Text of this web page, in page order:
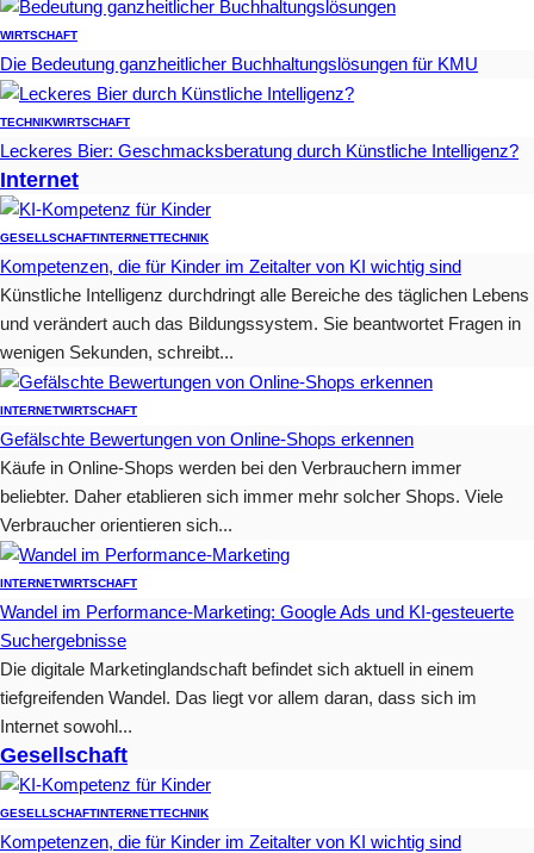
WIRTSCHAFT
Die Bedeutung ganzheitlicher Buchhaltungslösungen für KMU
TECHNIKWIRTSCHAFT
Leckeres Bier: Geschmacksberatung durch Künstliche Intelligenz?
Internet
GESELLSCHAFTINTERNETTECHNIK
Kompetenzen, die für Kinder im Zeitalter von KI wichtig sind
Künstliche Intelligenz durchdringt alle Bereiche des täglichen Lebens
und verändert auch das Bildungssystem. Sie beantwortet Fragen in
wenigen Sekunden, schreibt...
INTERNETWIRTSCHAFT
Gefälschte Bewertungen von Online-Shops erkennen
Käufe in Online-Shops werden bei den Verbrauchern immer
beliebter. Daher etablieren sich immer mehr solcher Shops. Viele
Verbraucher orientieren sich...
INTERNETWIRTSCHAFT
Wandel im Performance-Marketing: Google Ads und KI-gesteuerte
Suchergebnisse
Die digitale Marketinglandschaft befindet sich aktuell in einem
tiefgreifenden Wandel. Das liegt vor allem daran, dass sich im
Internet sowohl...
Gesellschaft
GESELLSCHAFTINTERNETTECHNIK
Kompetenzen, die für Kinder im Zeitalter von KI wichtig sind